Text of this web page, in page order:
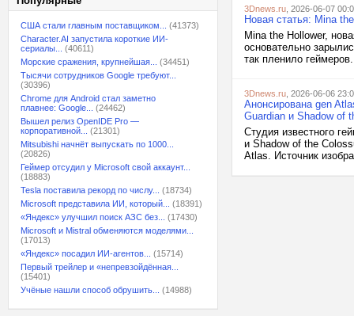
США стали главным поставщиком...
(41373)
Character.AI запустила короткие ИИ-
сериалы...
(40611)
Морские сражения, крупнейшая...
(34451)
Тысячи сотрудников Google требуют...
(30396)
Chrome для Android стал заметно
плавнее: Google...
(24462)
Вышел релиз OpenIDE Pro —
корпоративной...
(21301)
Mitsubishi начнёт выпускать по 1000...
(20826)
Геймер отсудил у Microsoft свой аккаунт...
(18883)
Tesla поставила рекорд по числу...
(18734)
Microsoft представила ИИ, который...
(18391)
«Яндекс» улучшил поиск АЗС без...
(17430)
Microsoft и Mistral обменяются моделями...
(17013)
«Яндекс» посадил ИИ-агентов...
(15714)
Первый трейлер и «непревзойдённая...
(15401)
Учёные нашли способ обрушить...
(14988)
3Dnews.ru , 2026-06-07
Новая статья: Mina
Mina the Hollower,
основательно
так пленило
3Dnews.ru , 2026-06-06
Анонсирована gen
Guardian и Shadow of
Студия известного
и Shadow of the
Atlas. Источник